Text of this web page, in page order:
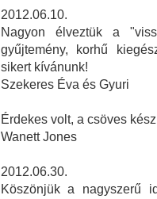
2012.06.10.
Nagyon élveztük a
gyűjtemény, korhű
sikert kívánunk!
Szekeres Éva és Gyuri
Érdekes volt, a csöves
Wanett Jones
2012.06.30.
Köszönjük a nagyszerű